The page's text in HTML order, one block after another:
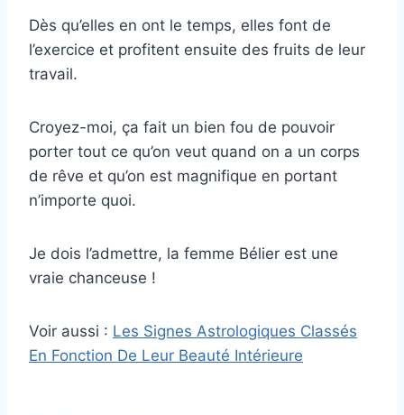
Dès qu’elles en ont le temps, elles font de
l’exercice et profitent ensuite des fruits de leur
travail.
Croyez-moi, ça fait un bien fou de pouvoir
porter tout ce qu’on veut quand on a un corps
de rêve et qu’on est magnifique en portant
n’importe quoi.
Je dois l’admettre, la femme Bélier est une
vraie chanceuse !
Voir aussi : Les Signes Astrologiques Classés
En Fonction De Leur Beauté Intérieure